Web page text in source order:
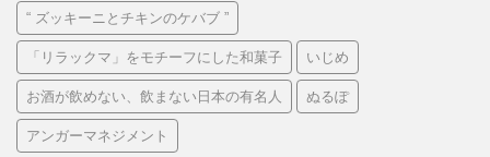
“ ズッキーニとチキンのケバブ ”
「リラックマ」をモチーフにした和菓子 いじめ
お酒が飲めない、飲まない日本の有名人 ぬるぽ
アンガーマネジメント